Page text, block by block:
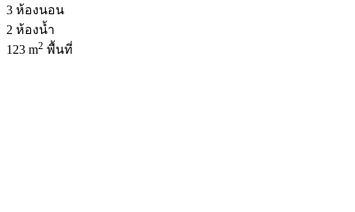
3 ห้องนอน
2 ห้องน้ำ
123 m2 พื้นที่